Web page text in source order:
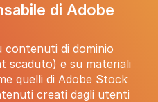
di Adobe
contenuti di dominio
scaduto) e su materiali
quelli di Adobe Stock
creati dagli utenti